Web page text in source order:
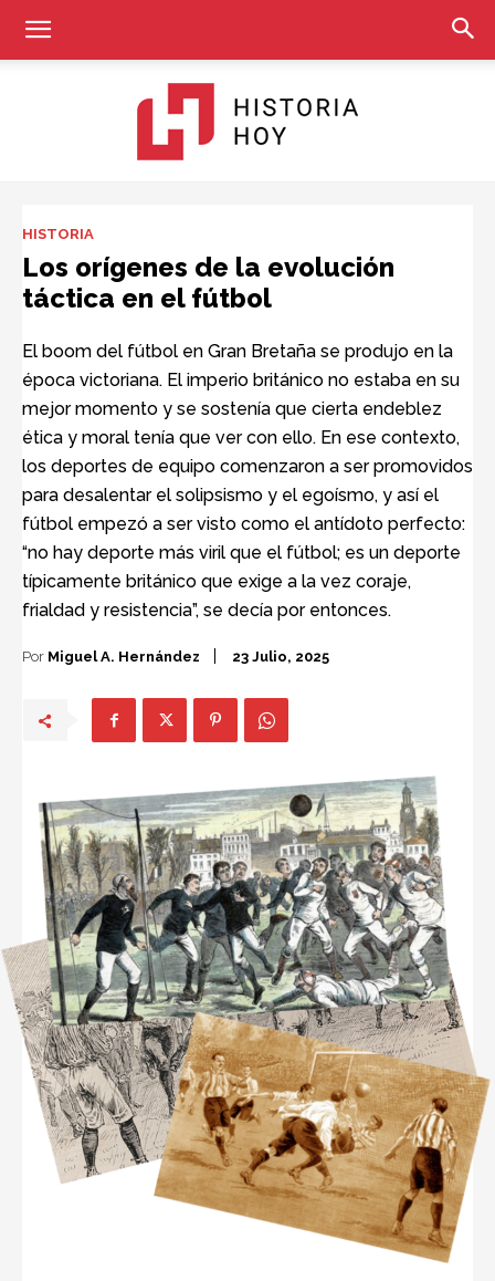
Hoy
HISTORIA
Los orígenes de la evolución
táctica en el fútbol
El boom del fútbol en Gran Bretaña se produjo en la
época victoriana. El imperio británico no estaba en su
mejor momento y se sostenía que cierta endeblez
ética y moral tenía que ver con ello. En ese contexto,
los deportes de equipo comenzaron a ser promovidos
para desalentar el solipsismo y el egoísmo, y así el
fútbol empezó a ser visto como el antídoto perfecto:
“no hay deporte más viril que el fútbol; es un deporte
típicamente británico que exige a la vez coraje,
frialdad y resistencia”, se decía por entonces.
Por Miguel A. Hernández 23 Julio, 2025